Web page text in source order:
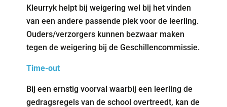
Kleurryk helpt bij weigering wel bij het vinden
van een andere passende plek voor de leerling.
Ouders/verzorgers kunnen bezwaar maken
tegen de weigering bij de Geschillencommissie.
Time-out
Bij een ernstig voorval waarbij een leerling de
gedragsregels van de school overtreedt, kan de